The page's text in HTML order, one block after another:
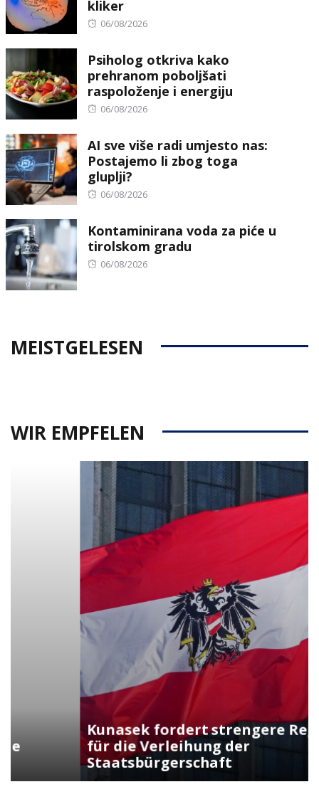
kliker
Posted
06/08/2026
Psiholog otkriva kako
prehranom poboljšati
raspoloženje i energiju
Posted
06/08/2026
AI sve više radi umjesto nas:
Postajemo li zbog toga
gluplji?
Posted
06/08/2026
Kontaminirana voda za piće u
tirolskom gradu
Posted
06/08/2026
MEISTGELESEN
WIR EMPFELEN
Kunasek fordert strengere Regeln
für die Verleihung der
Staatsbürgerschaft